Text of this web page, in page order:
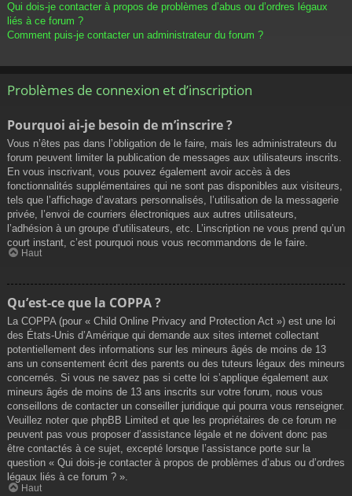
Qui dois-je contacter à propos de problèmes d’abus ou d’ordres légaux
liés à ce forum ?
Comment puis-je contacter un administrateur du forum ?
Problèmes de connexion et d’inscription
Pourquoi ai-je besoin de m’inscrire ?
Vous n’êtes pas dans l’obligation de le faire, mais les administrateurs du
forum peuvent limiter la publication de messages aux utilisateurs inscrits.
En vous inscrivant, vous pouvez également avoir accès à des
fonctionnalités supplémentaires qui ne sont pas disponibles aux visiteurs,
tels que l’affichage d’avatars personnalisés, l’utilisation de la messagerie
privée, l’envoi de courriers électroniques aux autres utilisateurs,
l’adhésion à un groupe d’utilisateurs, etc. L’inscription ne vous prend qu’un
court instant, c’est pourquoi nous vous recommandons de le faire.
Haut
Qu’est-ce que la COPPA ?
La COPPA (pour « Child Online Privacy and Protection Act ») est une loi
des États-Unis d’Amérique qui demande aux sites internet collectant
potentiellement des informations sur les mineurs âgés de moins de 13
ans un consentement écrit des parents ou des tuteurs légaux des mineurs
concernés. Si vous ne savez pas si cette loi s’applique également aux
mineurs âgés de moins de 13 ans inscrits sur votre forum, nous vous
conseillons de contacter un conseiller juridique qui pourra vous renseigner.
Veuillez noter que phpBB Limited et que les propriétaires de ce forum ne
peuvent pas vous proposer d’assistance légale et ne doivent donc pas
être contactés à ce sujet, excepté lorsque l’assistance porte sur la
question « Qui dois-je contacter à propos de problèmes d’abus ou d’ordres
légaux liés à ce forum ? ».
Haut